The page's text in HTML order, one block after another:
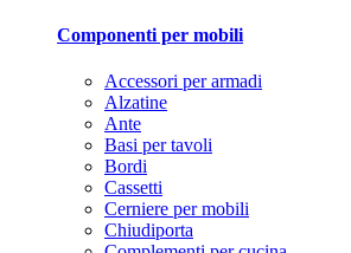
Componenti per mobili
Accessori per armadi
Alzatine
Ante
Basi per tavoli
Bordi
Cassetti
Cerniere per mobili
Chiudiporta